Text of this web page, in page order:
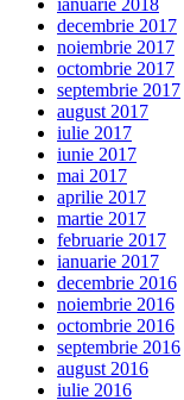
decembrie 2017
noiembrie 2017
octombrie 2017
septembrie 2017
august 2017
iulie 2017
iunie 2017
mai 2017
aprilie 2017
martie 2017
februarie 2017
ianuarie 2017
decembrie 2016
noiembrie 2016
octombrie 2016
septembrie 2016
august 2016
iulie 2016